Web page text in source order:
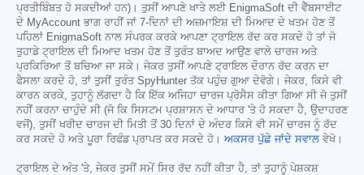
ਪ੍ਰਤੀਬਿੰਬਤ ਹੋ ਸਕਦੀਆਂ ਹਨ)। ਤੁਸੀਂ ਆਪਣੇ ਖਾਤੇ ਲਈ EnigmaSoft ਦੀ ਵੈੱਬਸਾਈਟ
ਦੇ MyAccount ਭਾਗ ਰਾਹੀਂ ਜਾਂ 7-ਦਿਨਾਂ ਦੀ ਅਜ਼ਮਾਇਸ਼ ਦੀ ਮਿਆਦ ਦੇ ਖਤਮ ਹੋਣ ਤੋਂ
ਪਹਿਲਾਂ EnigmaSoft ਨਾਲ ਸੰਪਰਕ ਕਰਕੇ ਆਪਣਾ ਟ੍ਰਾਇਲ ਰੱਦ ਕਰ ਸਕਦੇ ਹੋ ਤਾਂ ਜੋ
ਤੁਹਾਡੇ ਟ੍ਰਾਇਲ ਦੀ ਮਿਆਦ ਖਤਮ ਹੋਣ ਤੋਂ ਤੁਰੰਤ ਬਾਅਦ ਆਉਣ ਵਾਲੇ ਚਾਰਜ ਅਤੇ
ਪ੍ਰਕਿਰਿਆ ਤੋਂ ਬਚਿਆ ਜਾ ਸਕੇ। ਜੇਕਰ ਤੁਸੀਂ ਆਪਣੇ ਟ੍ਰਾਇਲ ਦੌਰਾਨ ਰੱਦ ਕਰਨ ਦਾ
ਫੈਸਲਾ ਕਰਦੇ ਹੋ, ਤਾਂ ਤੁਸੀਂ ਤੁਰੰਤ SpyHunter ਤੱਕ ਪਹੁੰਚ ਗੁਆ ਦੇਵੋਗੇ। ਜੇਕਰ, ਕਿਸੇ ਵੀ
ਕਾਰਨ ਕਰਕੇ, ਤੁਹਾਨੂੰ ਲੱਗਦਾ ਹੈ ਕਿ ਇੱਕ ਅਜਿਹਾ ਚਾਰਜ ਪ੍ਰੋਸੈਸ ਕੀਤਾ ਗਿਆ ਸੀ ਜੋ ਤੁਸੀਂ
ਨਹੀਂ ਕਰਨਾ ਚਾਹੁੰਦੇ ਸੀ (ਜੋ ਕਿ ਸਿਸਟਮ ਪ੍ਰਸ਼ਾਸਨ ਦੇ ਆਧਾਰ 'ਤੇ ਹੋ ਸਕਦਾ ਹੈ, ਉਦਾਹਰਣ
ਵਜੋਂ), ਤੁਸੀਂ ਖਰੀਦ ਚਾਰਜ ਦੀ ਮਿਤੀ ਤੋਂ 30 ਦਿਨਾਂ ਦੇ ਅੰਦਰ ਕਿਸੇ ਵੀ ਸਮੇਂ ਚਾਰਜ ਨੂੰ ਰੱਦ
ਕਰ ਸਕਦੇ ਹੋ ਅਤੇ ਪੂਰਾ ਰਿਫੰਡ ਪ੍ਰਾਪਤ ਕਰ ਸਕਦੇ ਹੋ। ਅਕਸਰ ਪੁੱਛੇ ਜਾਂਦੇ ਸਵਾਲ ਵੇਖੋ।
ਟ੍ਰਾਇਲ ਦੇ ਅੰਤ 'ਤੇ, ਜੇਕਰ ਤੁਸੀਂ ਸਮੇਂ ਸਿਰ ਰੱਦ ਨਹੀਂ ਕੀਤਾ ਹੈ, ਤਾਂ ਤੁਹਾਨੂੰ ਪੇਸ਼ਕਸ਼